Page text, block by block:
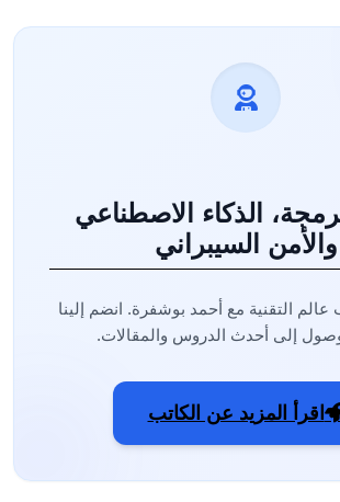
الذكاء الاصطناعي
والأمن السيبراني
التقنية مع أحمد بوشفرة. انضم إلينا
إلى أحدث الدروس والمقالات.
اقرأ المزيد عن الكاتب